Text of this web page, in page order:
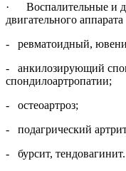
· Воспалительные и
двигательного
- ревматоидный,
- анкилозирующий
спондилоартропатии;
- остеоартроз;
- подагрический
- бурсит, тендовагинит.